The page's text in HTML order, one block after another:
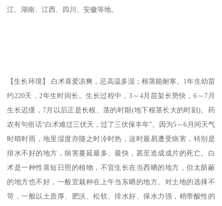
江、湖南、江西、四川、安徽等地。
【生长环境】 白术喜爱凉爽，忌高温多湿；根茎能耐寒。1年生幼苗
约220天，2年生时间长。生长过程中，3～4月苗架长势快，6～7月
生长迟缓，7月以后正是长根、茎的时期(地下根茎长大的时刻)。药
农有句俗话“白术难过三伏天，过了三伏保丰年”。因为5～6月间天气
时晴时雨，地里湿度亦随之时冷时热，这时最易遭受病害，特别是
排水不好的地方，病害蔓延最多、最快，甚至造成成片的死亡。白
术是一种性喜短日照的植物，不宜生长在当西晒的地方，但太荫蔽
的地方也不好，一般宜栽种在上午当东晒的地方。对土地的选择不
苛，一般以土质厚、肥沃、松软、排水好、保水力强，稍带酸性的